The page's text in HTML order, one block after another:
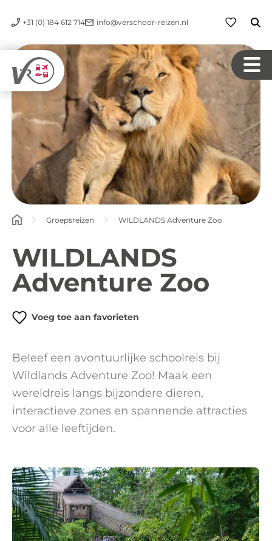
+31 (0) 184 612 714 info@verschoor-reizen.nl
Groepsreizen WILDLANDS Adventure Zoo
WILDLANDS
Adventure Zoo
Voeg toe aan favorieten
Beleef een avontuurlijke schoolreis bij
Wildlands Adventure Zoo! Maak een
wereldreis langs bijzondere dieren,
interactieve zones en spannende attracties
voor alle leeftijden.